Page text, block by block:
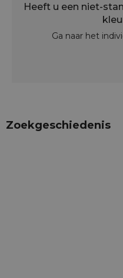
Heeft u een niet-
Ga naar het
Zoekgeschiedenis